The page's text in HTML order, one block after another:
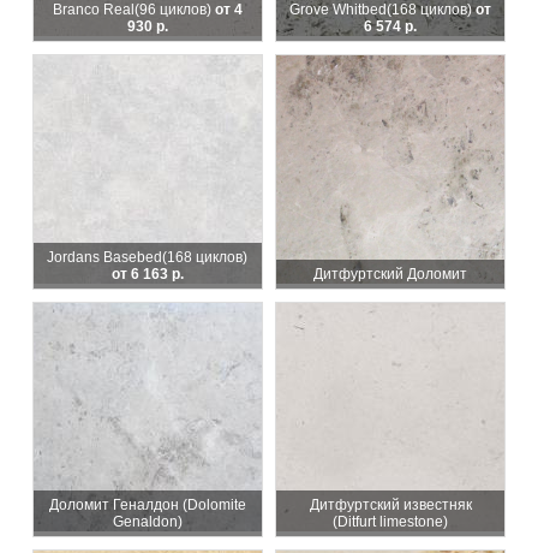
Branco Real (96 циклов) от 4
930 р.
Grove Whitbed(168 циклов)от
6 574 р.
Jordans Basebed(168 циклов)
от 6 163 р.
Дитфуртский Доломит
Доломит Геналдон (Dolomite
Genaldon)
Дитфуртский известняк
(Ditfurt limestone)